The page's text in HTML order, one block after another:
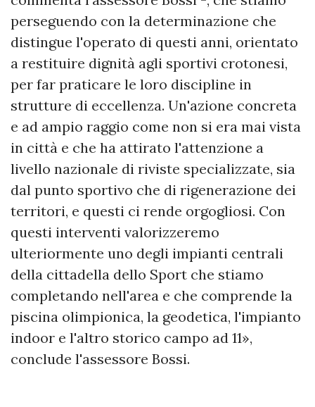
perseguendo con la determinazione che
distingue l'operato di questi anni, orientato
a restituire dignità agli sportivi crotonesi,
per far praticare le loro discipline in
strutture di eccellenza. Un'azione concreta
e ad ampio raggio come non si era mai vista
in città e che ha attirato l'attenzione a
livello nazionale di riviste specializzate, sia
dal punto sportivo che di rigenerazione dei
territori, e questi ci rende orgogliosi. Con
questi interventi valorizzeremo
ulteriormente uno degli impianti centrali
della cittadella dello Sport che stiamo
completando nell'area e che comprende la
piscina olimpionica, la geodetica, l'impianto
indoor e l'altro storico campo ad 11»,
conclude l'assessore Bossi.